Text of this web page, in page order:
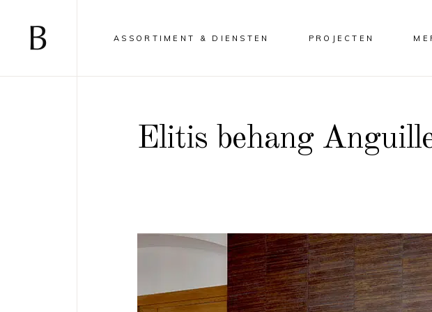
ASSORTIMENT & DIENSTEN PROJECTEN
Elitis behang